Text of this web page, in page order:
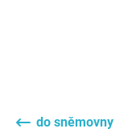
do sněmovny